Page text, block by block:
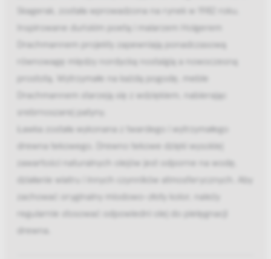
Skagerak, została wprowadzona na rynek w 1982 roku.
Inspirowane duńskim poetą i malarzem Holgerem
Drachmannem projekty zapewniają ponadczasową
równowagę między nordycką nostalgią a nowoczesną
prostotą. Wytrzymałe na każdą pogodę, meble
Drachmannem starzeją się z wdziękiem, nabierając
srebrnoszarej patyny.
Ławka została wykonana z twardego i wytrzymałego
drewna tekowego. Drewno tekowe dzięki wysokiej
zawartości naturalnych olejów jest odporne na wodę,
działanie wiatru i innych czynników atmosferycznych. Aby
zachować oryginalny miodowo-złoty kolor, należy
regularnie stosować odpowiedni olej do pielęgnacji
drewna.